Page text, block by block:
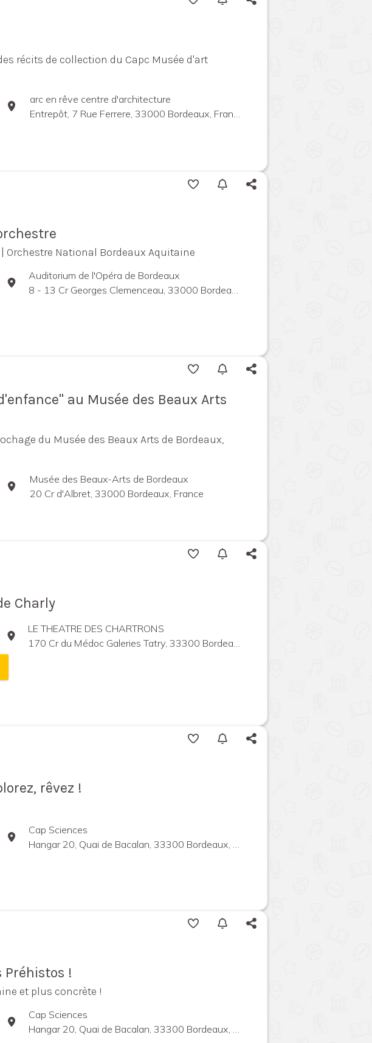
récits de collection du Capc Musée d'art
arc en rêve centre d'architecture
Entrepôt, 7 Rue Ferrere, 33000 Bordeaux, France
Orchestre National Bordeaux Aquitaine
Auditorium de l'Opéra de Bordeaux
8 - 13 Cr Georges Clemenceau, 33000 Bordeaux, France
au Musée des Beaux Arts
du Musée des Beaux Arts de Bordeaux,
Musée des Beaux-Arts de Bordeaux
20 Cr d'Albret, 33000 Bordeaux, France
Charly
LE THEATRE DES CHARTRONS
170 Cr du Médoc Galeries Tatry, 33300 Bordeaux, France
rêvez !
Cap Sciences
Hangar 20, Quai de Bacalan, 33300 Bordeaux, France
Préhistos !
et plus concrète !
Cap Sciences
Hangar 20, Quai de Bacalan, 33300 Bordeaux, France